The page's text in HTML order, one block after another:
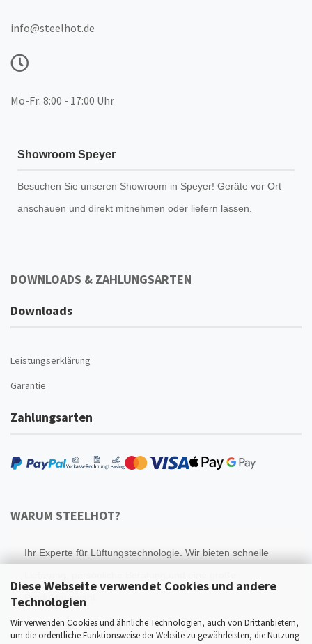
Diese Webseite verwendet Cookies und andere
Technologien
Wir verwenden Cookies und ähnliche Technologien, auch von Drittanbietern,
um die ordentliche Funktionsweise der Website zu gewährleisten, die Nutzung
info@steelhot.de
Mo-Fr: 8:00 - 17:00 Uhr
Showroom Speyer
Besuchen Sie unseren Showroom in Speyer! Geräte vor Ort
anschauen und direkt mitnehmen oder liefern lassen.
DOWNLOADS & ZAHLUNGSARTEN
Downloads
Leistungserklärung
Garantie
Zahlungsarten
WARUM STEELHOT?
Ihr Experte für Lüftungstechnologie. Wir bieten schnelle
Produktauswahl.
Schnelle Lieferung